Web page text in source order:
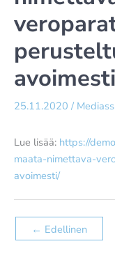
25.11.2020 /
Lue lisää: https://
maata-nimettava-
avoimesti/
← Edellinen